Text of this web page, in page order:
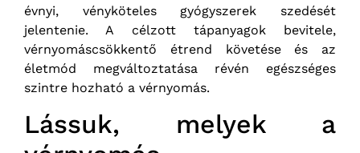
évnyi, vényköteles gyógyszerek szedését
jelentenie. A célzott tápanyagok bevitele,
vérnyomáscsökkentő étrend követése és az
életmód megváltoztatása révén egészséges
szintre hozható a vérnyomás.
Lássuk, melyek a